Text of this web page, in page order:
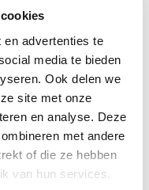
en advertenties te
media te bieden
Ook delen we
site met onze
en analyse. Deze
met andere
of die ze hebben
van hun services.